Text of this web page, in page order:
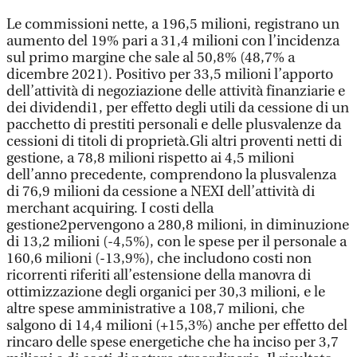
Le commissioni nette, a 196,5 milioni, registrano un
aumento del 19% pari a 31,4 milioni con l’incidenza
sul primo margine che sale al 50,8% (48,7% a
dicembre 2021). Positivo per 33,5 milioni l’apporto
dell’attività di negoziazione delle attività finanziarie e
dei dividendi1, per effetto degli utili da cessione di un
pacchetto di prestiti personali e delle plusvalenze da
cessioni di titoli di proprietà.Gli altri proventi netti di
gestione, a 78,8 milioni rispetto ai 4,5 milioni
dell’anno precedente, comprendono la plusvalenza
di 76,9 milioni da cessione a NEXI dell’attività di
merchant acquiring. I costi della
gestione2pervengono a 280,8 milioni, in diminuzione
di 13,2 milioni (-4,5%), con le spese per il personale a
160,6 milioni (-13,9%), che includono costi non
ricorrenti riferiti all’estensione della manovra di
ottimizzazione degli organici per 30,3 milioni, e le
altre spese amministrative a 108,7 milioni, che
salgono di 14,4 milioni (+15,3%) anche per effetto del
rincaro delle spese energetiche che ha inciso per 3,7